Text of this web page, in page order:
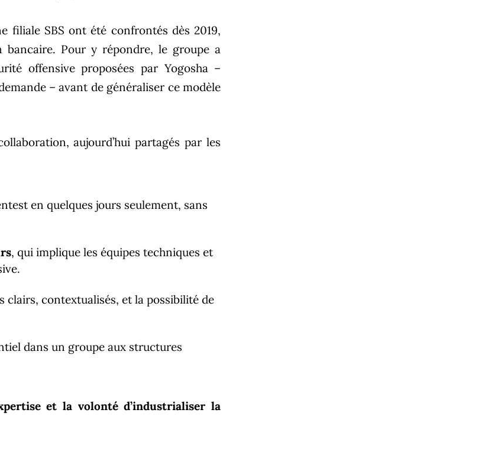
filiale SBS ont été confrontés dès 2019,
bancaire. Pour y répondre, le groupe a
offensive proposées par Yogosha –
– avant de généraliser ce modèle
aujourd’hui partagés par les
en quelques jours seulement, sans
, qui implique les équipes techniques et
clairs, contextualisés, et la possibilité de
dans un groupe aux structures
et la volonté d’industrialiser la